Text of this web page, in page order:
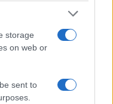
storage
on web or
sent to
pozycję na